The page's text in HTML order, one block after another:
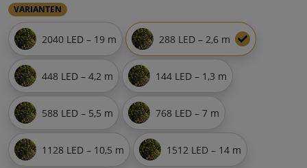
VARIANTEN
2040 LED – 19 m 288 LED – 2,6 m
448 LED – 4,2 m 144 LED – 1,3 m
588 LED – 5,5 m 768 LED – 7 m
1128 LED – 10,5 m 1512 LED – 14 m